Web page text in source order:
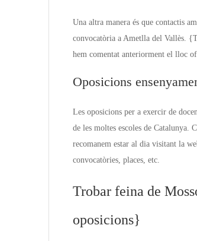
Una altra manera és que contactis
convocatòria a Ametlla del Vallès.
hem comentat anteriorment el lloc
Oposicions
Les oposicions per a exercir de
de les moltes escoles de Catalunya.
recomanem estar al dia visitant la
convocatòries, places, etc.
Trobar feina de
oposicions}